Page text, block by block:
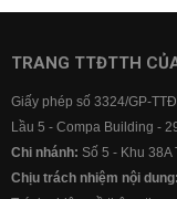
TRANG TTĐTTH
Giấy phép số 3324/GP-
Lầu 5 - Compa Building -
Chi nhánh: Số 5 - Khu
Chịu trách nhiệm nội dung: